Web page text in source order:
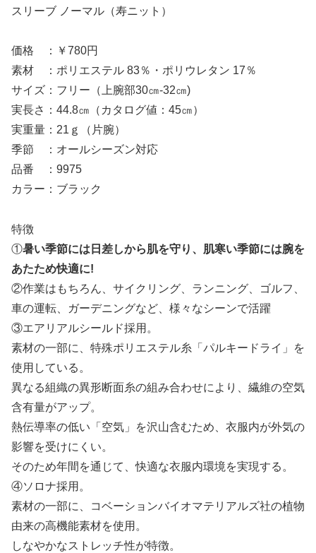
スリーブ ノーマル（寿ニット）
価格 ：￥780円
素材 ：ポリエステル 83％・ポリウレタン 17％
サイズ：フリー（上腕部30㎝-32㎝)
実長さ：44.8㎝（カタログ値：45㎝）
実重量：21ｇ（片腕）
季節 ：オールシーズン対応
品番 ：9975
カラー：ブラック
特徴
①暑い季節には日差しから肌を守り、肌寒い季節には腕を
あたため快適に!
②作業はもちろん、サイクリング、ランニング、ゴルフ、
車の運転、ガーデニングなど、様々なシーンで活躍
③エアリアルシールド採用。
素材の一部に、特殊ポリエステル糸「パルキードライ」を
使用している。
異なる組織の異形断面糸の組み合わせにより、繊維の空気
含有量がアップ。
熱伝導率の低い「空気」を沢山含むため、衣服内が外気の
影響を受けにくい。
そのため年間を通じて、快適な衣服内環境を実現する。
④ソロナ採用。
素材の一部に、コベーションバイオマテリアルズ社の植物
由来の高機能素材を使用。
しなやかなストレッチ性が特徴。